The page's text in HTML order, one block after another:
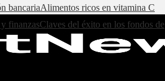
bancariaAlimentos ricos en vitamina C
finanzasClaves del éxito en los fondos de